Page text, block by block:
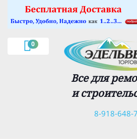
0
Все для
и
8-918-648-